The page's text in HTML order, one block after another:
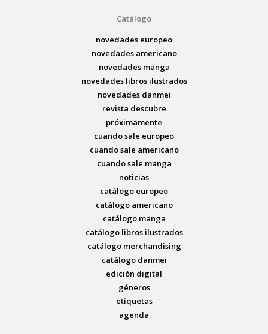
Catálogo
novedades europeo
novedades americano
novedades manga
novedades libros ilustrados
novedades danmei
revista descubre
próximamente
cuando sale europeo
cuando sale americano
cuando sale manga
noticias
catálogo europeo
catálogo americano
catálogo manga
catálogo libros ilustrados
catálogo merchandising
catálogo danmei
edición digital
géneros
etiquetas
agenda